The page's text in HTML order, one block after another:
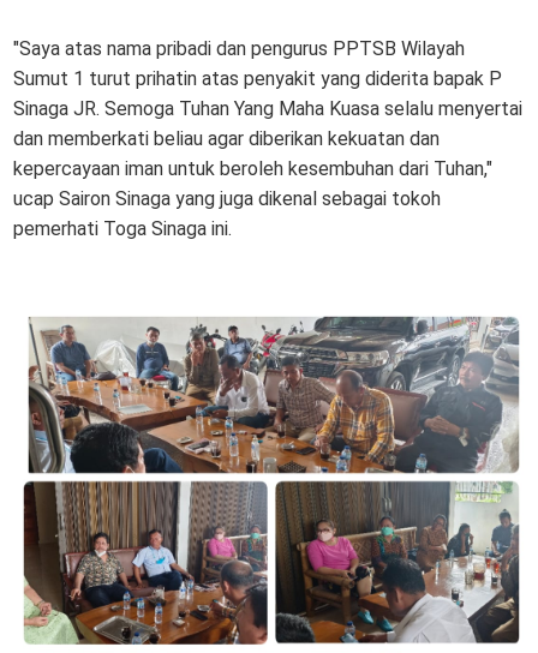
"Saya atas nama pribadi dan pengurus PPTSB Wilayah
Sumut 1 turut prihatin atas penyakit yang diderita bapak P
Sinaga JR. Semoga Tuhan Yang Maha Kuasa selalu menyertai
dan memberkati beliau agar diberikan kekuatan dan
kepercayaan iman untuk beroleh kesembuhan dari Tuhan,"
ucap Sairon Sinaga yang juga dikenal sebagai tokoh
pemerhati Toga Sinaga ini.